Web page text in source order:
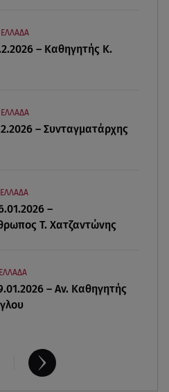
η χώρα για
ναι σε έναν
ΕΛΛΑΔΑ
– Καθηγητής Κ.
ΕΛΛΑΔΑ
– Συνταγματάρχης
ΕΛΛΑΔΑ
–
Τ. Χατζαντώνης
ΕΛΛΑΔΑ
– Αν. Καθηγητής